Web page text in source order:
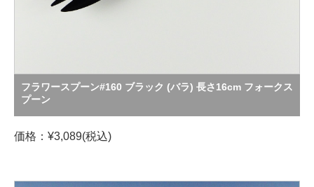
フラワースプーン#160 ブラック (バラ) 長さ16cm フォークス
プーン
価格：¥3,089(税込)